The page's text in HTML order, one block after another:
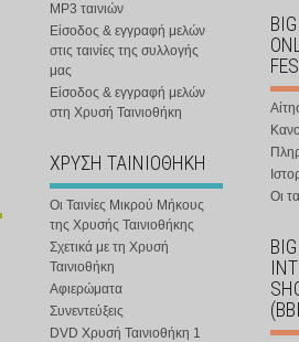
MP3 ταινιών
Είσοδος & εγγραφή μελών
στις ταινίες της συλλογής
μας
Είσοδος & εγγραφή μελών
στη Χρυσή Ταινιοθήκη
ΧΡΥΣΗ ΤΑΙΝΙΟΘΗΚΗ
Οι Ταινίες Μικρού Μήκους
της Χρυσής Ταινιοθήκης
Σχετικά με τη Χρυσή
Ταινιοθήκη
Αφιερώματα
Συνεντεύξεις
DVD Χρυσή Ταινιοθήκη 1
Οι